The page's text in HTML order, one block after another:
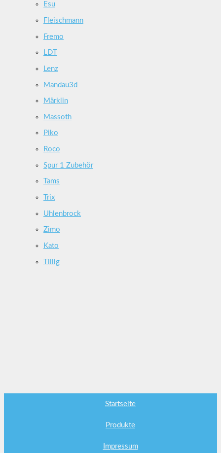
Esu
Fleischmann
Fremo
LDT
Lenz
Mandau3d
Märklin
Massoth
Piko
Roco
Spur 1 Zubehör
Tams
Trix
Uhlenbrock
Zimo
Kato
Tillig
Startseite
Produkte
Impressum